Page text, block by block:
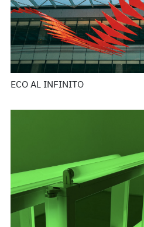
ECO AL INFINITO